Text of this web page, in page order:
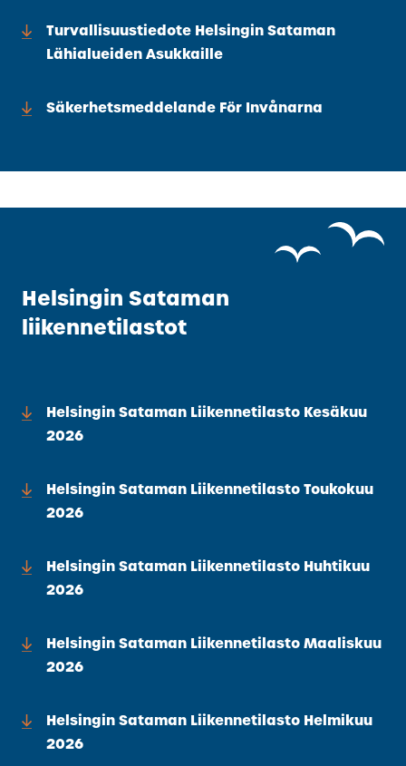
Turvallisuustiedote Helsingin Sataman
Lähialueiden Asukkaille
Säkerhetsmeddelande För Invånarna
Helsingin Sataman
liikennetilastot
Helsingin Sataman Liikennetilasto Kesäkuu
2026
Helsingin Sataman Liikennetilasto Toukokuu
2026
Helsingin Sataman Liikennetilasto Huhtikuu
2026
Helsingin Sataman Liikennetilasto Maaliskuu
2026
Helsingin Sataman Liikennetilasto Helmikuu
2026